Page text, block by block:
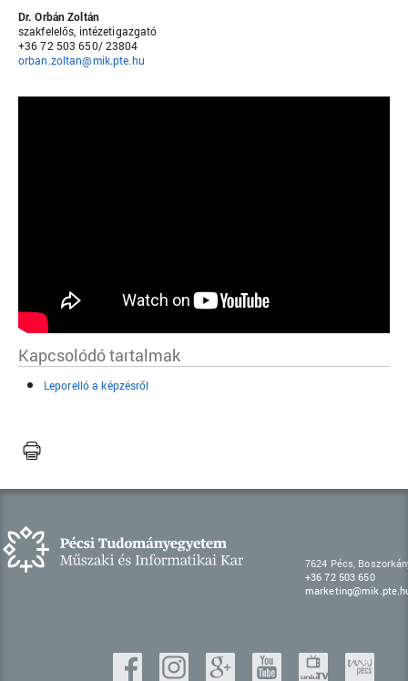
Dr. Orbán Zoltán
szakfelelős, intézetigazgató
+36 72 503 650/ 23804
orban.zoltan@mik.pte.hu
Kapcsolódó tartalmak
Leporelló a képzésről
7624 Pécs,
+36 72 503 650